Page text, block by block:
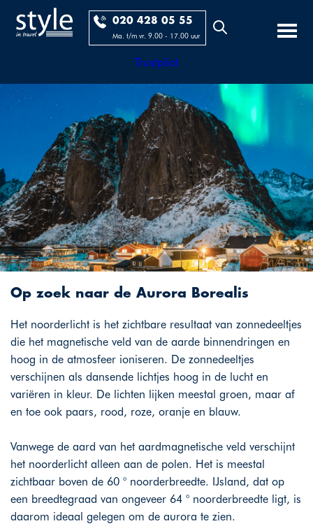
020 428 05 55
Ma. t/m vr. 9.00 - 17.00 uur
Trustpilot
Op zoek naar de Aurora Borealis
Het noorderlicht is het zichtbare resultaat van zonnedeeltjes
die het magnetische veld van de aarde binnendringen en
hoog in de atmosfeer ioniseren. De zonnedeeltjes
verschijnen als dansende lichtjes hoog in de lucht en
variëren in kleur. De lichten lijken meestal groen, maar af
en toe ook paars, rood, roze, oranje en blauw.
Vanwege de aard van het aardmagnetische veld verschijnt
het noorderlicht alleen aan de polen. Het is meestal
zichtbaar boven de 60 ° noorderbreedte. IJsland, dat op
een breedtegraad van ongeveer 64 ° noorderbreedte ligt, is
daarom ideaal gelegen om de aurora te zien.